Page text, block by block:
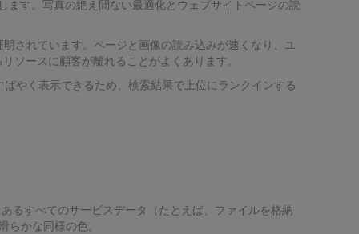
す。写真の絶え間ない最適化とウェブサイトページの読
されています。ページと画像の読み込みが速くなり、ユ
ソースに顧客が離れることがよくあります。
やく表示できるため、検索結果で上位にランクインする
るすべてのサービスデータ（たとえば、ファイルを格納
かな同様の色。